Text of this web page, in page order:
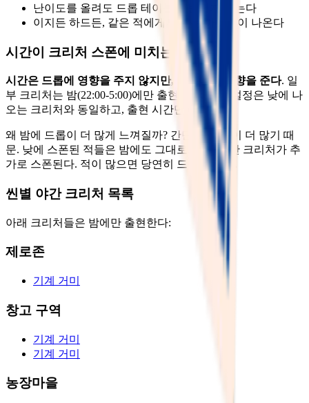
난이도를 올려도 드롭 테이블은 변하지 않는다
이지든 하드든, 같은 적에게서 같은 아이템이 나온다
시간이 크리처 스폰에 미치는 영향
시간은 드롭에 영향을 주지 않지만, 스폰에는 영향을 준다. 일
부 크리처는 밤(22:00-5:00)에만 출현한다. 드롭 설정은 낮에 나
오는 크리처와 동일하고, 출현 시간만 다르다.
왜 밤에 드롭이 더 많게 느껴질까? 간단하다: 적이 더 많기 때
문. 낮에 스폰된 적들은 밤에도 그대로 있고, 야간 크리처가 추
가로 스폰된다. 적이 많으면 당연히 드롭도 많다.
씬별 야간 크리처 목록
아래 크리처들은 밤에만 출현한다:
제로존
기계 거미
창고 구역
기계 거미
기계 거미
농장마을